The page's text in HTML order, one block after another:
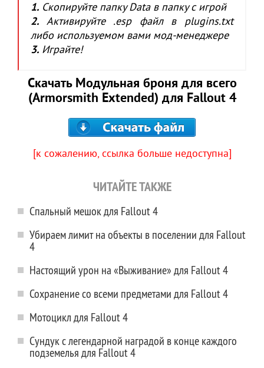
1. Скопируйте папку Data в папку с игрой
2. Активируйте .esp файл в plugins.txt
либо используемом вами мод-менеджере
3. Играйте!
Скачать Модульная броня для всего
(Armorsmith Extended) для Fallout 4
[к сожалению, ссылка больше недоступна]
ЧИТАЙТЕ ТАКЖЕ
Спальный мешок для Fallout 4
Убираем лимит на объекты в поселении для Fallout
4
Настоящий урон на «Выживание» для Fallout 4
Сохранение со всеми предметами для Fallout 4
Мотоцикл для Fallout 4
Сундук с легендарной наградой в конце каждого
подземелья для Fallout 4